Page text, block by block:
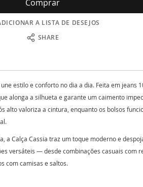
Comprar
A LISTA DE DESEJOS
SHARE
estilo e conforto no dia a dia. Feita em jeans
alonga a silhueta e garante um caimento
alto valoriza a cintura, enquanto os bolsos
a Calça Cassia traz um toque moderno e
versáteis — desde combinações casuais com
com camisas e saltos.